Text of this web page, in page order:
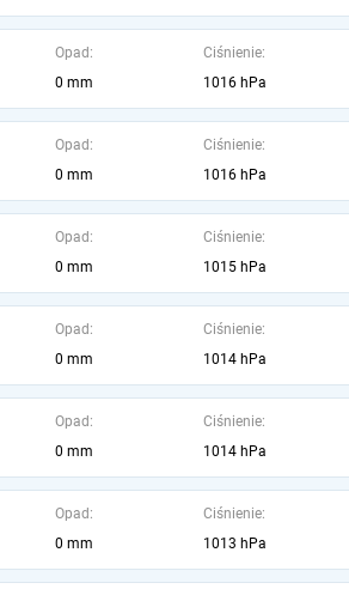
Opad:
0 mm
Ciśnienie:
1016 hPa
Opad:
0 mm
Ciśnienie:
1016 hPa
Opad:
0 mm
Ciśnienie:
1015 hPa
Opad:
0 mm
Ciśnienie:
1014 hPa
Opad:
0 mm
Ciśnienie:
1014 hPa
Opad:
0 mm
Ciśnienie:
1013 hPa